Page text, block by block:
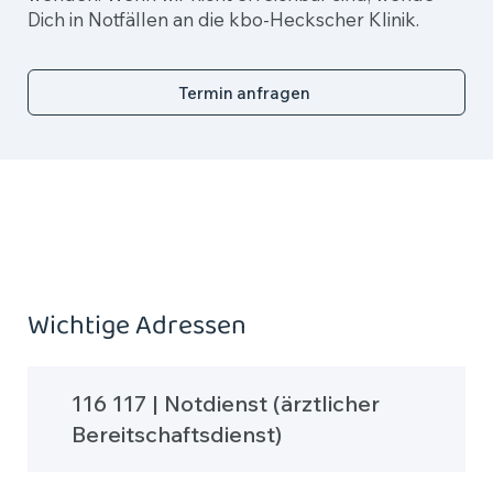
Dich in Notfällen an die kbo-Heckscher Klinik.
Termin anfragen
Wichtige Adressen
116 117 | Notdienst (ärztlicher
Bereitschaftsdienst)